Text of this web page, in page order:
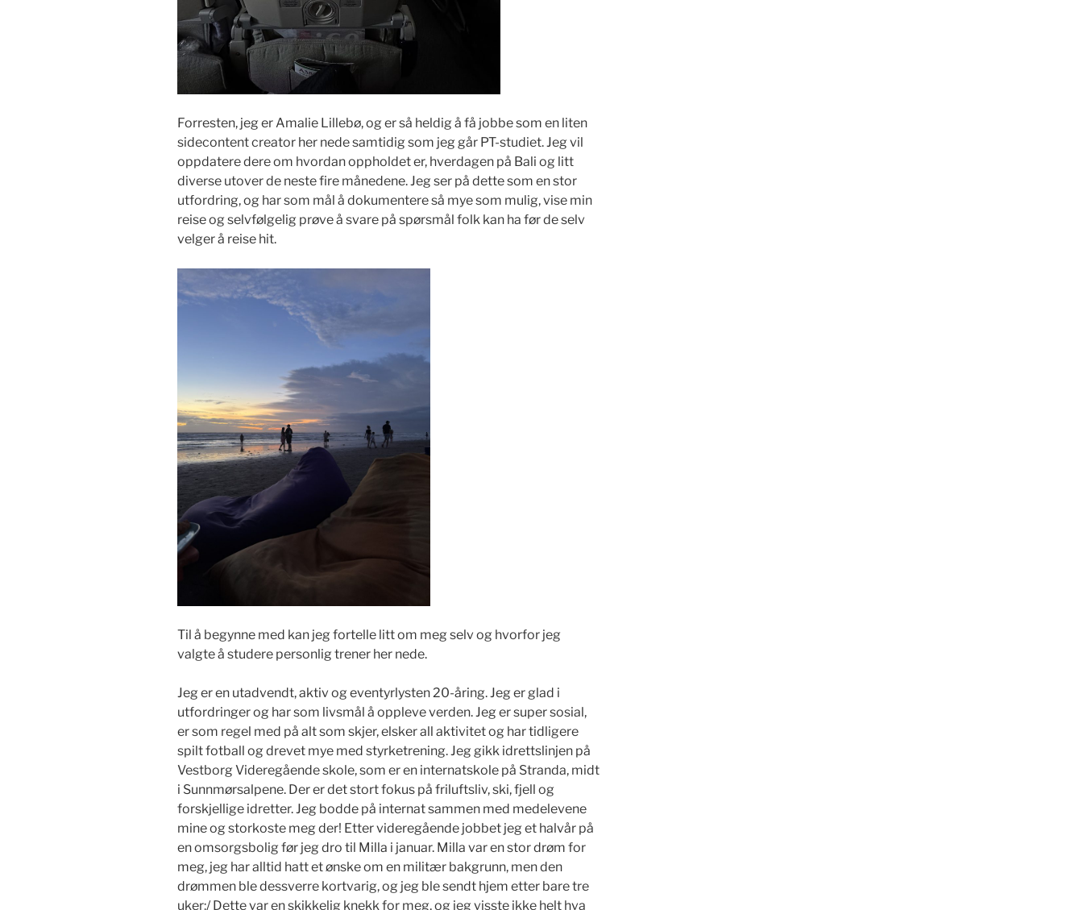
Forresten, jeg er Amalie Lillebø, og er så heldig å få jobbe som en liten
sidecontent creator her nede samtidig som jeg går PT-studiet. Jeg vil
oppdatere dere om hvordan oppholdet er, hverdagen på Bali og litt
diverse utover de neste fire månedene. Jeg ser på dette som en stor
utfordring, og har som mål å dokumentere så mye som mulig, vise min
reise og selvfølgelig prøve å svare på spørsmål folk kan ha før de selv
velger å reise hit.
Til å begynne med kan jeg fortelle litt om meg selv og hvorfor jeg
valgte å studere personlig trener her nede.
Jeg er en utadvendt, aktiv og eventyrlysten 20-åring. Jeg er glad i
utfordringer og har som livsmål å oppleve verden. Jeg er super sosial,
er som regel med på alt som skjer, elsker all aktivitet og har tidligere
spilt fotball og drevet mye med styrketrening. Jeg gikk idrettslinjen på
Vestborg Videregående skole, som er en internatskole på Stranda, midt
i Sunnmørsalpene. Der er det stort fokus på friluftsliv, ski, fjell og
forskjellige idretter. Jeg bodde på internat sammen med medelevene
mine og storkoste meg der! Etter videregående jobbet jeg et halvår på
en omsorgsbolig før jeg dro til Milla i januar. Milla var en stor drøm for
meg, jeg har alltid hatt et ønske om en militær bakgrunn, men den
drømmen ble dessverre kortvarig, og jeg ble sendt hjem etter bare tre
uker:/ Dette var en skikkelig knekk for meg, og jeg visste ikke helt hva